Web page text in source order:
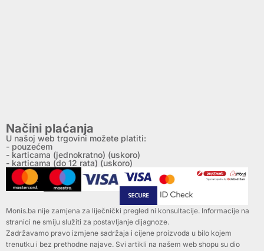
Načini plaćanja
U našoj web trgovini možete platiti:
- pouzećem
- karticama (jednokratno) (uskoro)
- karticama (do 12 rata) (uskoro)
Monis.ba nije zamjena za liječnički pregled ni konsultacije. Informacije na
stranici ne smiju služiti za postavljanje dijagnoze.
Zadržavamo pravo izmjene sadržaja i cijene proizvoda u bilo kojem
trenutku i bez prethodne najave. Svi artikli na našem web shopu su dio